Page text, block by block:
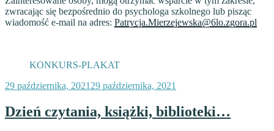
zwracając się bezpośrednio do psychologa szkolnego lub pisząc
wiadomość e-mail na adres: Patrycja.Mierzejewska@6lo.zgora.pl
KONKURS-PLAKAT
Opublikowane
29 października, 2021 29 października, 2021
Dzień czytania, książki, biblioteki…